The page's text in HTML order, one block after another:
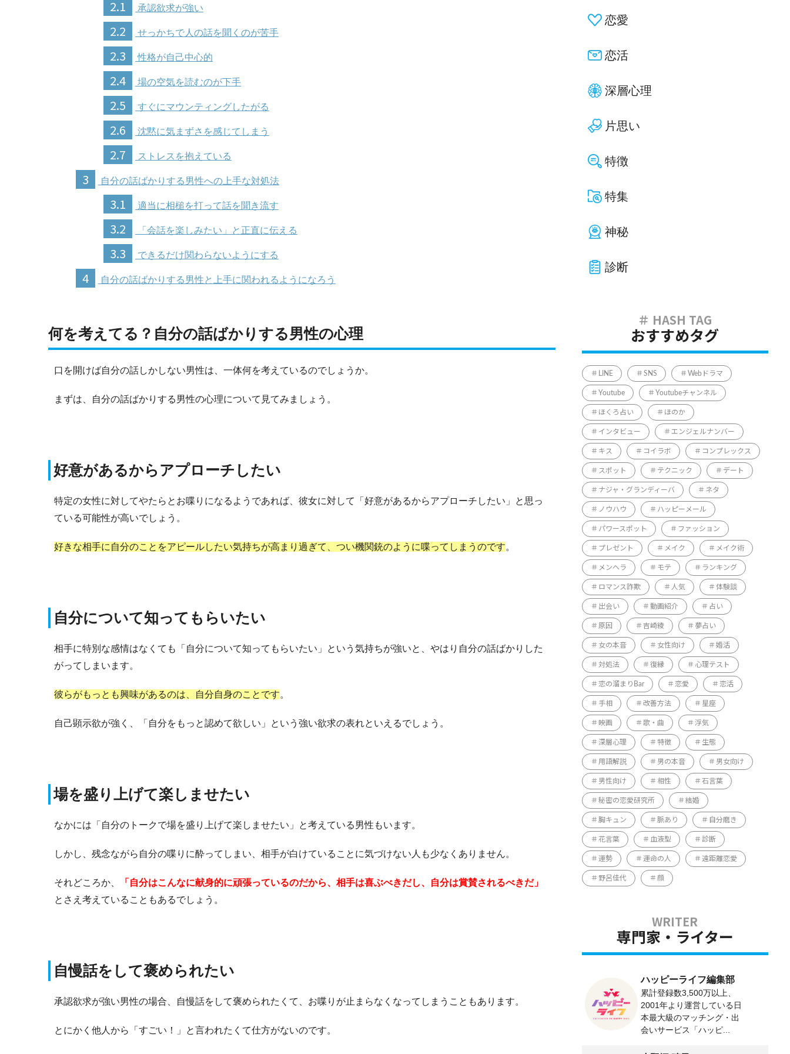
2.1 承認欲求が強い
2.2 せっかちで人の話を聞くのが苦手
2.3 性格が自己中心的
2.4 場の空気を読むのが下手
2.5 すぐにマウンティングしたがる
2.6 沈黙に気まずさを感じてしまう
2.7 ストレスを抱えている
3 自分の話ばかりする男性への上手な対処法
3.1 適当に相槌を打って話を聞き流す
3.2 「会話を楽しみたい」と正直に伝える
3.3 できるだけ関わらないようにする
4 自分の話ばかりする男性と上手に関われるようになろう
何を考えてる？自分の話ばかりする男性の心理
口を開けば自分の話しかしない男性は、一体何を考えているのでしょうか。
まずは、自分の話ばかりする男性の心理について見てみましょう。
好意があるからアプローチしたい
特定の女性に対してやたらとお喋りになるようであれば、彼女に対して「好意があるからアプローチしたい」と思っ
ている可能性が高いでしょう。
好きな相手に自分のことをアピールしたい気持ちが高まり過ぎて、つい機関銃のように喋ってしまうのです。
自分について知ってもらいたい
相手に特別な感情はなくても「自分について知ってもらいたい」という気持ちが強いと、やはり自分の話ばかりした
がってしまいます。
彼らがもっとも興味があるのは、自分自身のことです。
自己顕示欲が強く、「自分をもっと認めて欲しい」という強い欲求の表れといえるでしょう。
場を盛り上げて楽しませたい
なかには「自分のトークで場を盛り上げて楽しませたい」と考えている男性もいます。
しかし、残念ながら自分の喋りに酔ってしまい、相手が白けていることに気づけない人も少なくありません。
それどころか、
「自分はこんなに献身的に頑張っているのだから、相手は喜ぶべきだし、自分は賞賛されるべきだ」
とさえ考えていることもあるでしょう。
自慢話をして褒められたい
承認欲求が強い男性の場合、自慢話をして褒められたくて、お喋りが止まらなくなってしまうこともあります。
とにかく他人から「すごい！」と言われたくて仕方がないのです。
恋愛
恋活
深層心理
片思い
特徴
特集
神秘
診断
おすすめタグ
LINE SNS Webドラマ
Youtube Youtubeチャンネル
ほくろ占い ほのか
インタビュー エンジェルナンバー
キス コイラボ コンプレックス
スポット テクニック デート
ナジャ・グランディーバ ネタ
ノウハウ ハッピーメール
パワースポット ファッション
プレゼント メイク メイク術
メンヘラ モテ ランキング
ロマンス詐欺 人気 体験談
出会い 動画紹介 占い
原因 吉崎綾 夢占い
女の本音 女性向け 婚活
対処法 復縁 心理テスト
恋の溜まりBar 恋愛 恋活
手相 改善方法 星座
映画 歌・曲 浮気
深層心理 特徴 生態
用語解説 男の本音 男女向け
男性向け 相性 石言葉
秘密の恋愛研究所 結婚
胸キュン 脈あり 自分磨き
花言葉 血液型 診断
運勢 運命の人 遠距離恋愛
野呂佳代 顔
専門家・ライター
ハッピーライフ編集部
累計登録数3,500万以上、
2001年より運営している日
本最大級のマッチング・出
会いサービス「ハッピ...